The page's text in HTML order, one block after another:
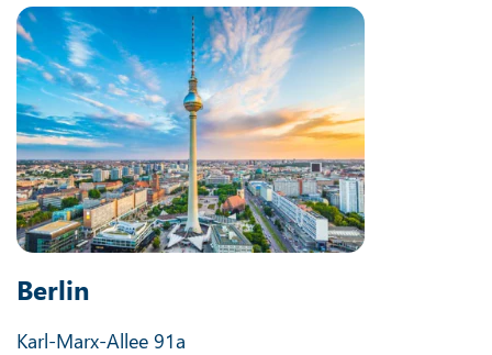
Berlin
Karl-Marx-Allee 91a